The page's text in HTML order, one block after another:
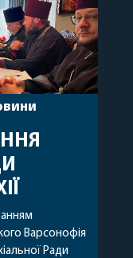
Варсонофія
Ради